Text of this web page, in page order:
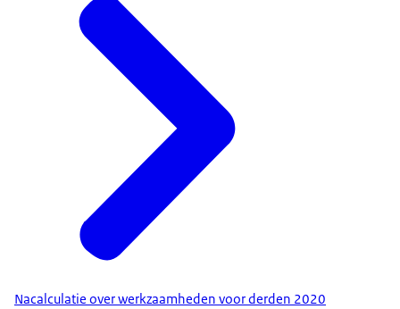
Nacalculatie over werkzaamheden voor derden 2020